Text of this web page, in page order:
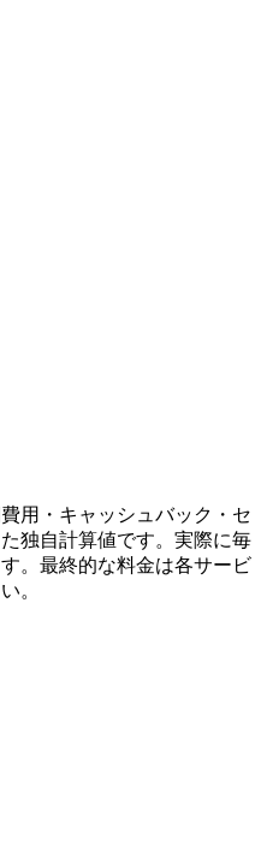
用・キャッシュバック・セ
独自計算値です。実際に毎
。最終的な料金は各サービ
。